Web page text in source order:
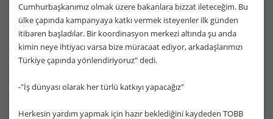
Cumhurbaşkanımız olmak üzere bakanlara bizzat ileteceğim. Bu
ülke çapında kampanyaya katkı vermek isteyenler ilk günden
itibaren başladılar. Bir koordinasyon merkezi altında şu anda
kimin neye ihtiyacı varsa bize müracaat ediyor, arkadaşlarımızı
Türkiye çapında yönlendiriyoruz" dedi.
-"İş dünyası olarak her türlü katkıyı yapacağız"
Herkesin yardım yapmak için hazır beklediğini kaydeden TOBB